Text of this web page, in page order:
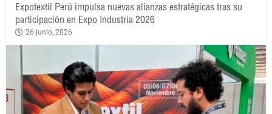
Expotextil Perú impulsa nuevas alianzas estratégicas tras su
participación en Expo Industria 2026
26 junio, 2026